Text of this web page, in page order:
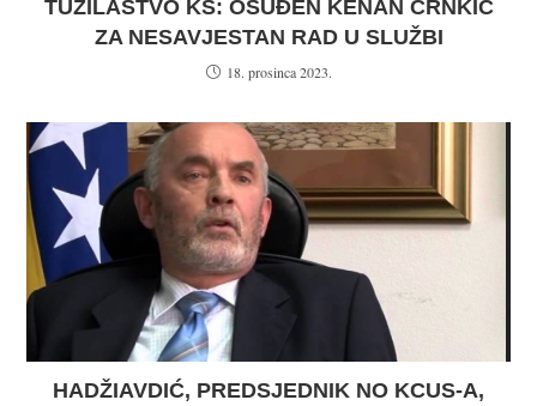
TUŽILAŠTVO KS: OSUĐEN KENAN CRNKIĆ
ZA NESAVJESTAN RAD U SLUŽBI
18. prosinca 2023.
HADŽIAVDIĆ, PREDSJEDNIK NO KCUS-A,